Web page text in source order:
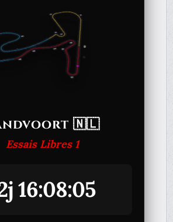
🇳🇱
Essais Libres 1
16:08:05